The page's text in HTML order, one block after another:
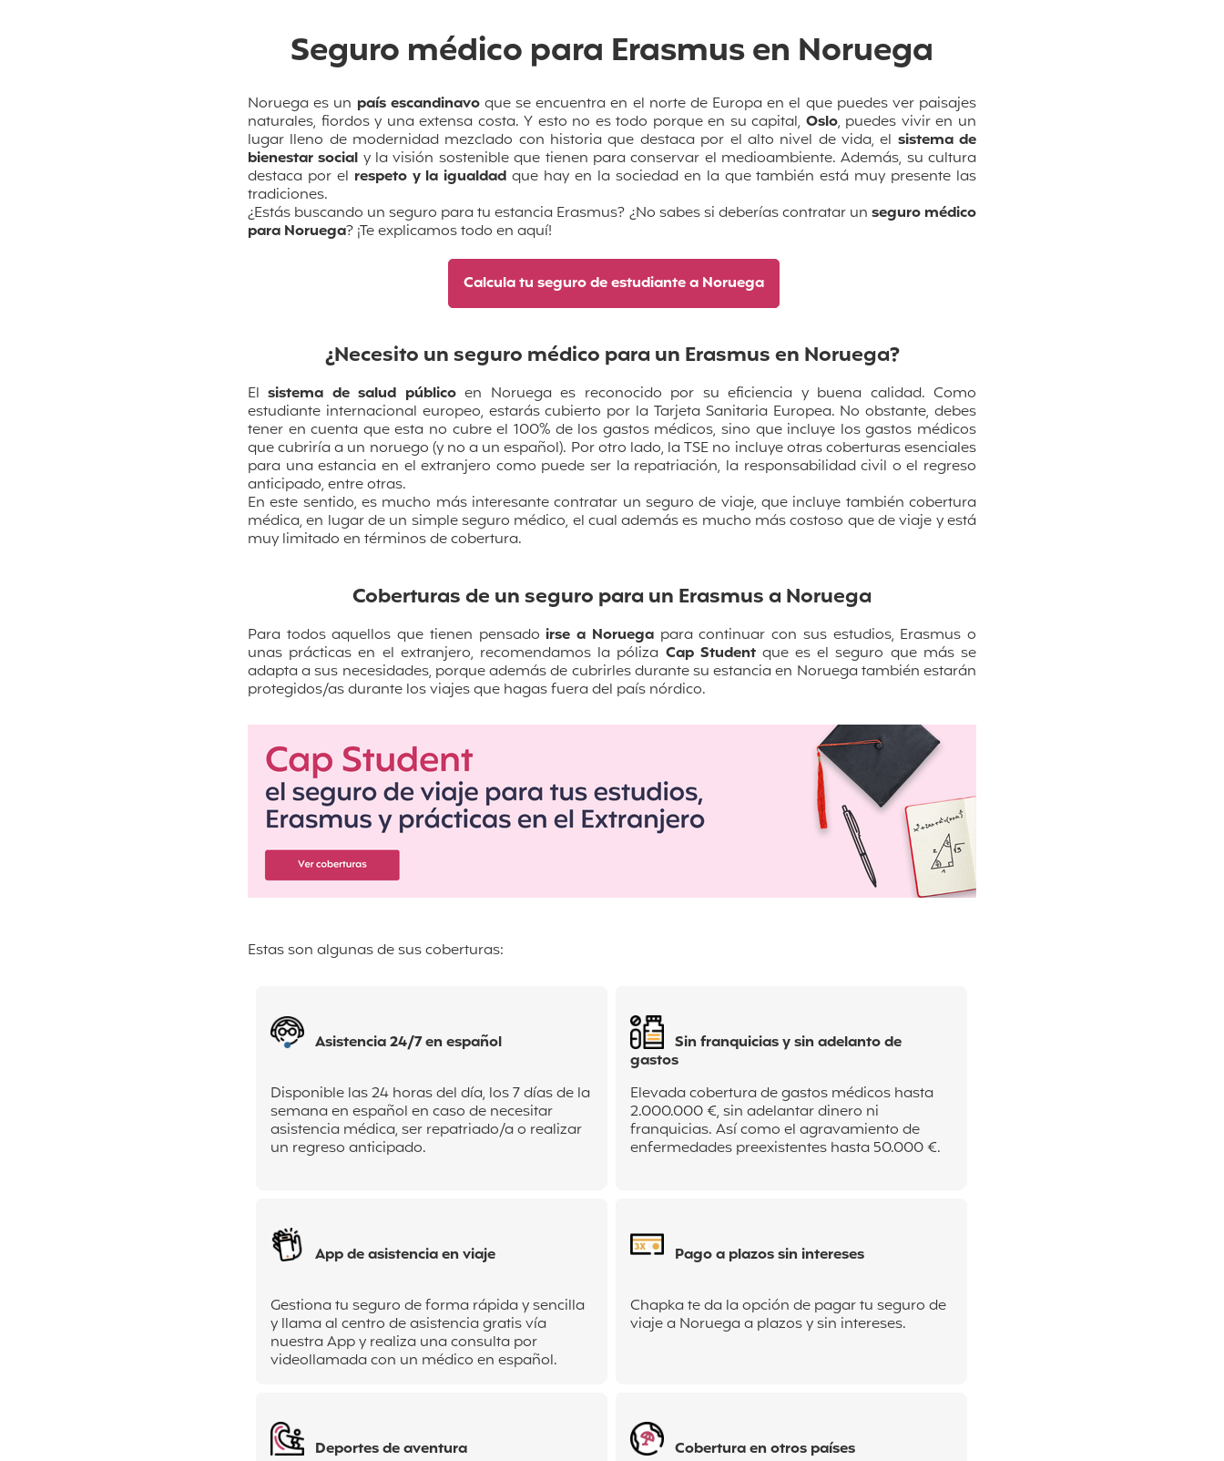
Seguro médico para Erasmus en Noruega
Noruega es un país escandinavoque se encuentra en el norte de Europa en el que puedes ver paisajes
naturales, fiordos y una extensa costa. Y esto no es todo porque en su capital, Oslo, puedes vivir en un
lugar lleno de modernidad mezclado con historia que destaca por el alto nivel de vida, el sistema de
bienestar social y la visión sostenible que tienen para conservar el medioambiente. Además, su cultura
destaca por el respeto y la igualdad que hay en la sociedad en la que también está muy presente las
tradiciones.
¿Estás buscando un seguro para tu estancia Erasmus? ¿No sabes si deberías contratar un seguro médico
para Noruega? ¡Te explicamos todo en aquí!
Calcula tu seguro de estudiante a Noruega
¿Necesito un seguro médico para un Erasmus en Noruega?
Elsistema de salud públicoen Noruega es reconocido por su eficiencia y buena calidad. Como
estudiante internacional europeo, estarás cubierto por la Tarjeta Sanitaria Europea. No obstante, debes
tener en cuenta que esta no cubre el 100% de los gastos médicos, sino que incluye los gastos médicos
que cubriría a un noruego (y no a un español). Por otro lado, la TSE no incluye otras coberturas esenciales
para una estancia en el extranjero como puede ser la repatriación, la responsabilidad civil o el regreso
anticipado, entre otras.
En este sentido, es mucho más interesante contratar un seguro de viaje, que incluye también cobertura
médica, en lugar de un simple seguro médico, el cual además es mucho más costoso que de viaje y está
muy limitado en términos de cobertura.
Coberturas de un seguro para un Erasmus a Noruega
Para todos aquellos que tienen pensado irse a Noruegapara continuar con sus estudios, Erasmus o
unas prácticas en el extranjero, recomendamos la póliza Cap Student que es el seguro que más se
adapta a sus necesidades, porque además de cubrirles durante su estancia en Noruega también estarán
protegidos/as durante los viajes que hagas fuera del país nórdico.
Estas son algunas de sus coberturas:
Asistencia 24/7 en español
Disponible las 24 horas del día, los 7 días de la
semana en español en caso de necesitar
asistencia médica, ser repatriado/a o realizar
un regreso anticipado.
Sin franquicias y sin adelanto de
gastos
Elevada cobertura de gastos médicos hasta
2.000.000 €, sin adelantar dinero ni
franquicias. Así como el agravamiento de
enfermedades preexistentes hasta 50.000 €.
App de asistencia en viaje
Gestiona tu seguro de forma rápida y sencilla
y llama al centro de asistencia gratis vía
nuestra App y realiza una consulta por
videollamada con un médico en español.
Pago a plazos sin intereses
Chapka te da la opción de pagar tu seguro de
viaje a Noruega a plazos y sin intereses.
Deportes de aventura
Cobertura en otros países